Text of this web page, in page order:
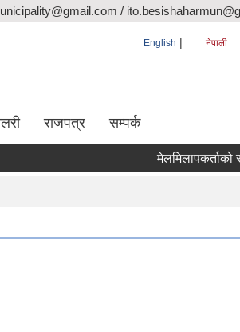
/
English नेपाली
राजपत्र सम्पर्क
मेलमिलापकर्ताको